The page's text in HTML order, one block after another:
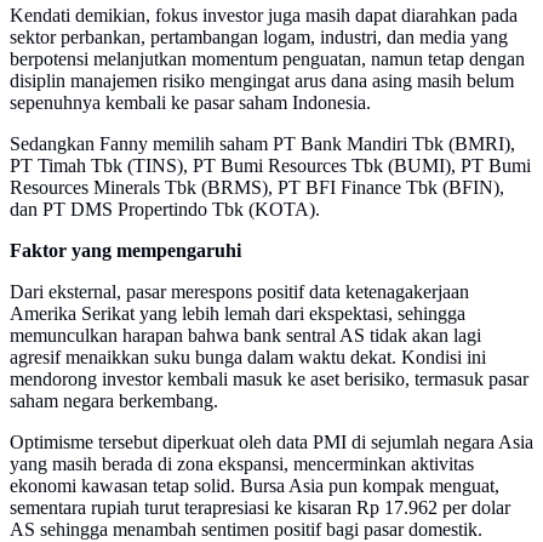
Kendati demikian, fokus investor juga masih dapat diarahkan pada
sektor perbankan, pertambangan logam, industri, dan media yang
berpotensi melanjutkan momentum penguatan, namun tetap dengan
disiplin manajemen risiko mengingat arus dana asing masih belum
sepenuhnya kembali ke pasar saham Indonesia.
Sedangkan Fanny memilih saham PT Bank Mandiri Tbk (BMRI),
PT Timah Tbk (TINS), PT Bumi Resources Tbk (BUMI), PT Bumi
Resources Minerals Tbk (BRMS), PT BFI Finance Tbk (BFIN),
dan PT DMS Propertindo Tbk (KOTA).
Faktor yang mempengaruhi
Dari eksternal, pasar merespons positif data ketenagakerjaan
Amerika Serikat yang lebih lemah dari ekspektasi, sehingga
memunculkan harapan bahwa bank sentral AS tidak akan lagi
agresif menaikkan suku bunga dalam waktu dekat. Kondisi ini
mendorong investor kembali masuk ke aset berisiko, termasuk pasar
saham negara berkembang.
Optimisme tersebut diperkuat oleh data PMI di sejumlah negara Asia
yang masih berada di zona ekspansi, mencerminkan aktivitas
ekonomi kawasan tetap solid. Bursa Asia pun kompak menguat,
sementara rupiah turut terapresiasi ke kisaran Rp 17.962 per dolar
AS sehingga menambah sentimen positif bagi pasar domestik.